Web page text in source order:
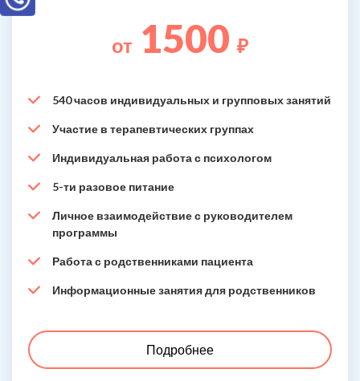
от 1500 ₽
540 часов индивидуальных и групповых занятий
Участие в терапевтических группах
Индивидуальная работа с психологом
5-ти разовое питание
Личное взаимодействие с руководителем
программы
Работа с родственниками пациента
Информационные занятия для родственников
Подробнее